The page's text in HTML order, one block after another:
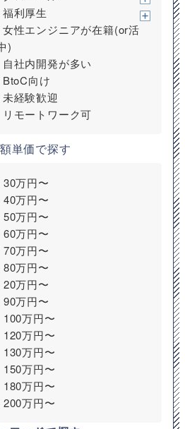
福利厚生
女性エンジニアが在籍(or活
)
自社内開発が多い
BtoC向け
未経験歓迎
リモートワーク可
単価で探す
30万円〜
40万円〜
50万円〜
60万円〜
70万円〜
80万円〜
20万円〜
90万円〜
100万円〜
120万円〜
130万円〜
150万円〜
180万円〜
200万円〜